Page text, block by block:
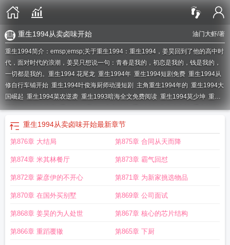
油门大虾/著
重生1994从卖卤味开始
重生1994简介：emsp;emsp;关于重生1994：重生1994，姜昊回到了他的高中时
代，面对时代的浪潮，姜昊只想说一句：青春是我的，初恋是我的，钱是我的，
一切都是我的。 重生1994 花尾龙 重生1994年 重生1994短剧免费 重生1994从
修自行车铺开始 重生1994叶俊海厨师动漫短剧 主角重生1994年的 重生1994大
国崛起 重生1994菜农逆袭 重生1993暗海全文免费阅读 重生1994莫少坤 重生
回到1994当大富豪重生1994我有一个卤味摊重生1994华南小山村重生1994
重生1994之足坛风云2 重生1994小渔村 绑定猪仔
1994草莽人生秦川的媳妇
空重生1994之妻妾成群乐峰 重生1994苏长清全文免费阅读重生1994开局卤味
尾龙
重生1994谁让你破案的全文免费 重生1994之足坛风云ⅱ
风云2笔趣阁重生1994开局一个卤味摊重生1994百科重生1994慕尘和朵朵
成群(乐峰)最新章节_重重生1994开局大黄鱼的重生1994之足坛风云笔趣阁
生之大时代1993 重生1994逃婚海钓赢麻了青兔 重生1994之足坛风云ll
建光重生1994逃婚海钓 逃婚海钓赢麻了.TXT重生1994苏长青
重生1994从卖卤味开始最新章节
第876章 大结局 第875章 合同从天而降
第874章 米其林餐厅 第873章 霸气回怼
第872章 蒙彦伊的不开心 第871章 为新家挑选物品
第870章 在国外买别墅 第869章 公司面试
第868章 姜昊的为人处世 第867章 核心的芯片结构
第866章 重蹈覆辙 第865章 下厨